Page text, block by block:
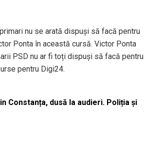
nu se arată dispuși să facă pentru
Ponta în această cursă. Victor Ponta
PSD nu ar fi toți dispuși să facă pentru
pentru Digi24.
Constanța, dusă la audieri. Poliția și